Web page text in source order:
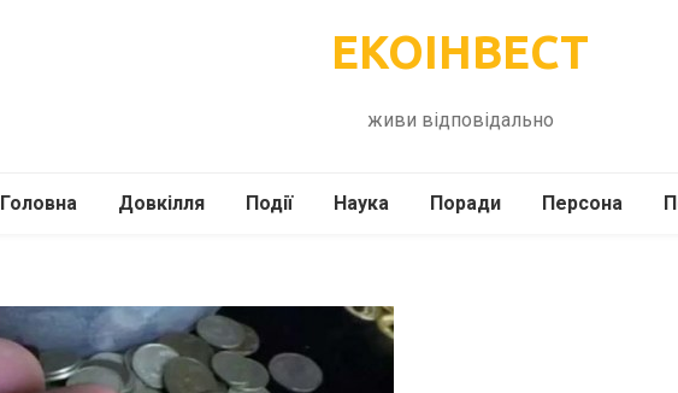
ЕКОІНВЕСТ
живи відповідально
Головна Довкілля
Подорожі
Події
Інше
Наука
Психологія
Поради Персона